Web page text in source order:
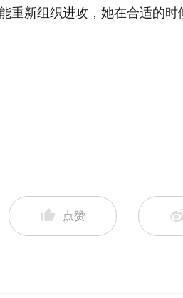
重新组织进攻，她在合适的
点赞